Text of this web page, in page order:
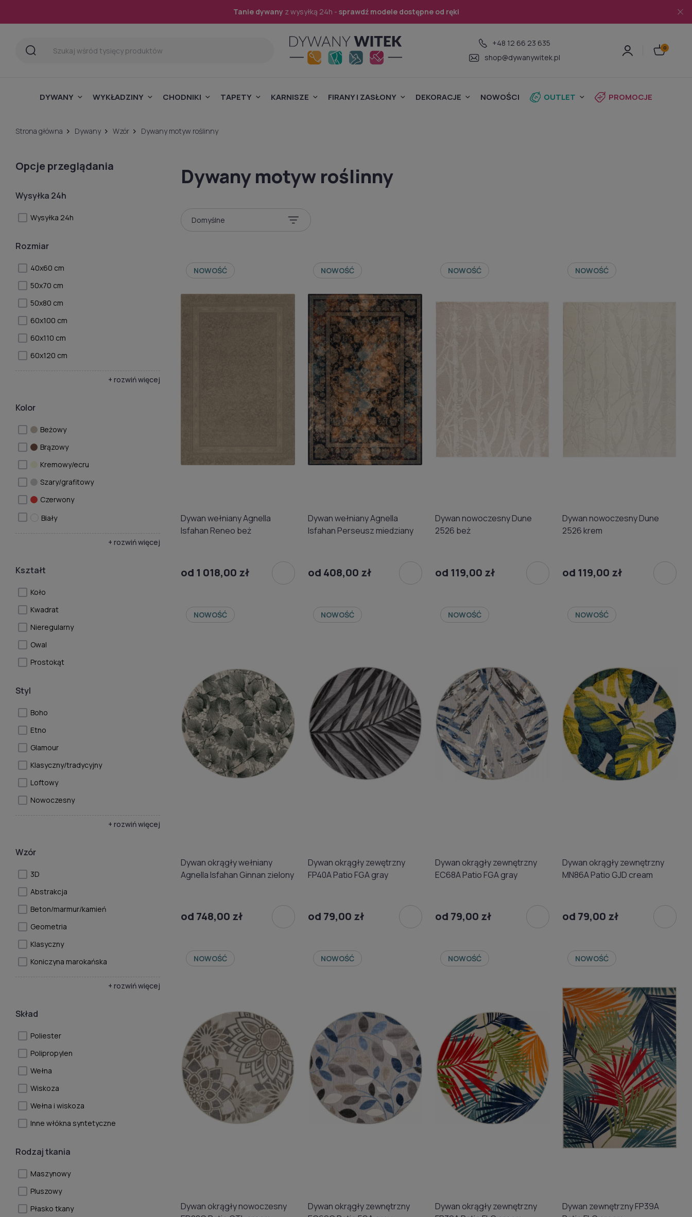
Tanie dywany z wysyłką 24h - sprawdź modele dostępne od ręki
+48 12 66 23 635
shop@dywanywitek.pl
DYWANY WYKŁADZINY CHODNIKI TAPETY KARNISZE FIRANY I ZASŁONY DEKORACJE NOWOŚCI OUTLET PROMOCJE
Strona główna Dywany Wzór Dywany motyw roślinny
Opcje przeglądania
Wysyłka 24h
Wysyłka 24h
Rozmiar
40x60 cm
50x70 cm
50x80 cm
60x100 cm
60x110 cm
60x120 cm
+ rozwiń więcej
Kolor
Beżowy
Brązowy
Kremowy/ecru
Szary/grafitowy
Czerwony
Biały
+ rozwiń więcej
Kształt
Koło
Kwadrat
Nieregularny
Owal
Prostokąt
Styl
Boho
Etno
Glamour
Klasyczny/tradycyjny
Loftowy
Nowoczesny
+ rozwiń więcej
Wzór
3D
Abstrakcja
Beton/marmur/kamień
Geometria
Klasyczny
Koniczyna marokańska
+ rozwiń więcej
Skład
Poliester
Polipropylen
Wełna
Wiskoza
Wełna i wiskoza
Inne włókna syntetyczne
Rodzaj tkania
Maszynowy
Pluszowy
Płasko tkany
Dywany motyw roślinny
Dywan wełniany Agnella
Isfahan Reneo beż
od 1 018,00 zł
NOWOŚĆ
Dywan wełniany Agnella
Isfahan Perseusz miedziany
od 408,00 zł
NOWOŚĆ
Dywan nowoczesny Dune
2526 beż
od 119,00 zł
NOWOŚĆ
Dywan nowoczesny Dune
2526 krem
od 119,00 zł
NOWOŚĆ
Dywan okrągły wełniany
Agnella Isfahan Ginnan zielony
od 748,00 zł
NOWOŚĆ
Dywan okrągły zewętrzny
FP40A Patio FGA gray
od 79,00 zł
NOWOŚĆ
Dywan okrągły zewnętrzny
EC68A Patio FGA gray
od 79,00 zł
NOWOŚĆ
Dywan okrągły zewnętrzny
MN86A Patio GJD cream
od 79,00 zł
NOWOŚĆ
Dywan okrągły nowoczesny
NOWOŚĆ
Dywan okrągły zewnętrzny
NOWOŚĆ
Dywan okrągły zewnętrzny
NOWOŚĆ
Dywan zewnętrzny FP39A
NOWOŚĆ